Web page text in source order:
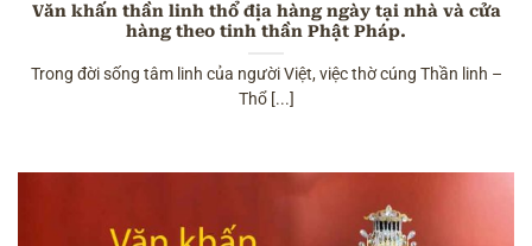
Văn khấn thần linh thổ địa hàng ngày tại nhà và cửa
hàng theo tinh thần Phật Pháp.
Trong đời sống tâm linh của người Việt, việc thờ cúng Thần linh –
Thổ [...]